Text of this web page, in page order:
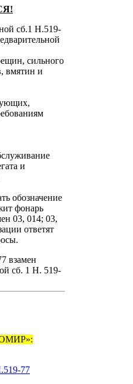
сб.1 Н.519-
сильного
вмятин и
и
обозначение
фонарь
03, 014; 03,
ответят
взамен
сб. 1 Н. 519-
77